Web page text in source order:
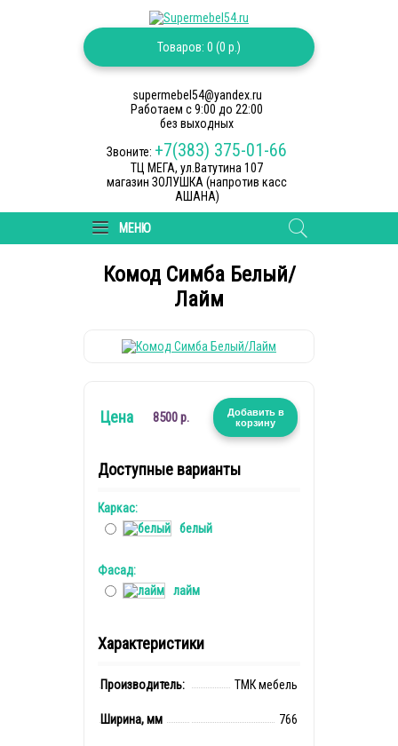
Товаров: 0 (0 р.)
supermebel54@yandex.ru
Работаем c 9:00 до 22:00
без выходных
Звоните: +7(383) 375-01-66
ТЦ МЕГА, ул.Ватутина 107
магазин ЗОЛУШКА (напротив касс
АШАНА)
МЕНЮ
Комод Симба Белый/
Лайм
Цена 8500 р.
Добавить в
корзину
Доступные варианты
Каркас:
белый
Фасад:
лайм
Характеристики
Производитель: ТМК мебель
Ширина, мм 766